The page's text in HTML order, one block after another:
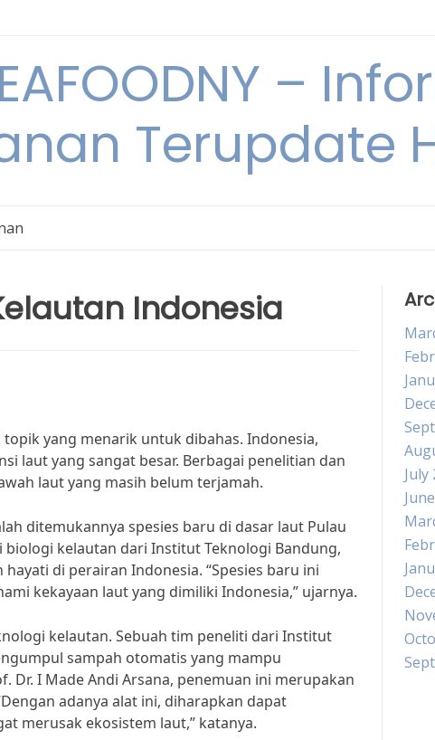
–
Terupdate
Indonesia
yang menarik untuk dibahas. Indonesia,
laut yang sangat besar. Berbagai penelitian dan
laut yang masih belum terjamah.
ditemukannya spesies baru di dasar laut Pulau
biologi kelautan dari Institut Teknologi Bandung,
di perairan Indonesia. “Spesies baru ini
kekayaan laut yang dimiliki Indonesia,” ujarnya.
kelautan. Sebuah tim peneliti dari Institut
sampah otomatis yang mampu
I Made Andi Arsana, penemuan ini merupakan
adanya alat ini, diharapkan dapat
merusak ekosistem laut,” katanya.
July